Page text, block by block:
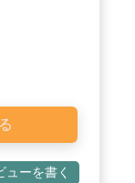
ューを書く